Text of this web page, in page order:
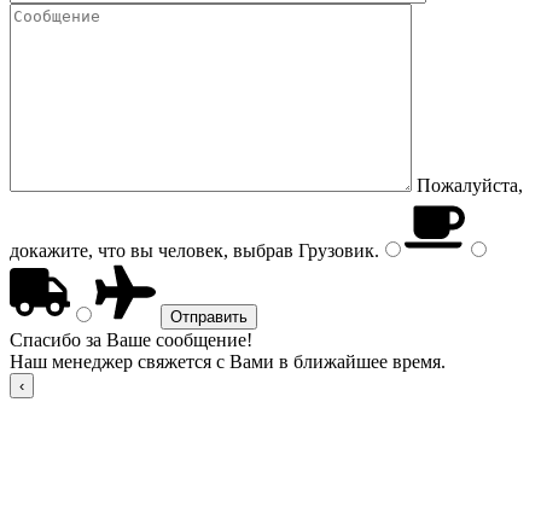
Пожалуйста,
докажите, что вы человек, выбрав Грузовик.
Спасибо за Ваше сообщение!
Наш менеджер свяжется с Вами в ближайшее время.